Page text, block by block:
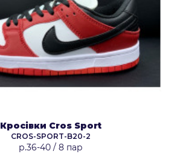
Кросівки Cros Sport
CROS-SPORT-B20-2
р.36-40 / 8 пар